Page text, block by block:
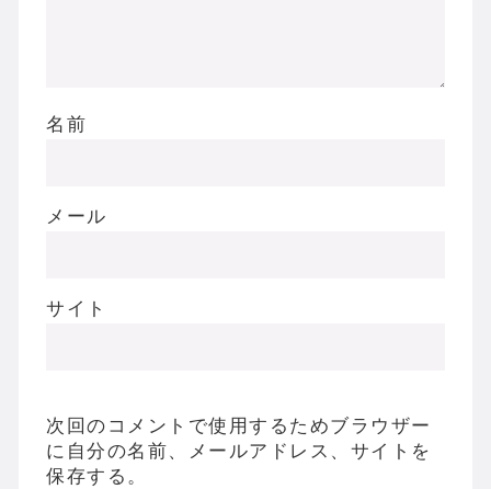
名前
メール
サイト
次回のコメントで使用するためブラウザー
に自分の名前、メールアドレス、サイトを
保存する。